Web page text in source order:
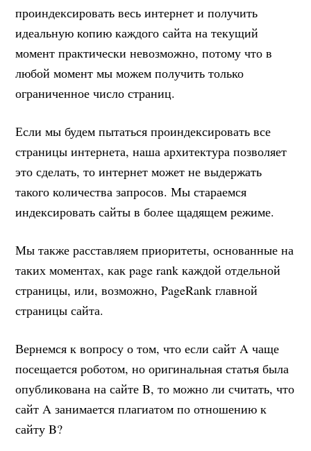
проиндексировать весь интернет и получить
идеальную копию каждого сайта на текущий
момент практически невозможно, потому что в
любой момент мы можем получить только
ограниченное число страниц.
Если мы будем пытаться проиндексировать все
страницы интернета, наша архитектура позволяет
это сделать, то интернет может не выдержать
такого количества запросов. Мы стараемся
индексировать сайты в более щадящем режиме.
Мы также расставляем приоритеты, основанные на
таких моментах, как page rank каждой отдельной
страницы, или, возможно, PageRank главной
страницы сайта.
Вернемся к вопросу о том, что если сайт A чаще
посещается роботом, но оригинальная статья была
опубликована на сайте B, то можно ли считать, что
сайт A занимается плагиатом по отношению к
сайту B?